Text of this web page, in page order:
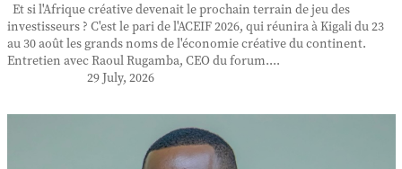
Et si l'Afrique créative devenait le prochain terrain de jeu des
investisseurs ? C'est le pari de l'ACEIF 2026, qui réunira à Kigali du 23
au 30 août les grands noms de l'économie créative du continent.
Entretien avec Raoul Rugamba, CEO du forum....
29 July, 2026